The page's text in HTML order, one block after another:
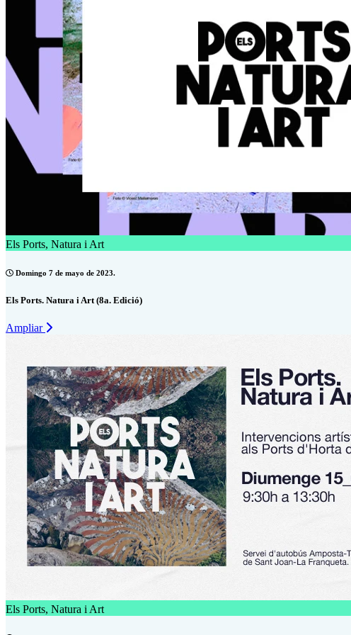
Els Ports, Natura i Art
Domingo 7 de mayo de 2023.
Els Ports. Natura i Art (8a. Edició)
Ampliar
Els Ports, Natura i Art